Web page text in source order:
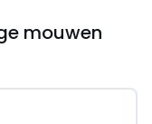
mouwen